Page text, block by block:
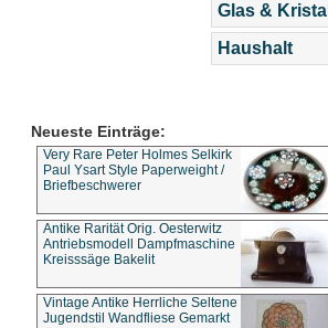
Glas & Kristall
Haushalt
Neueste Einträge:
Very Rare Peter Holmes Selkirk
Paul Ysart Style Paperweight /
Briefbeschwerer
Antike Rarität Orig. Oesterwitz
Antriebsmodell Dampfmaschine
Kreisssäge Bakelit
Vintage Antike Herrliche Seltene
Jugendstil Wandfliese Gemarkt